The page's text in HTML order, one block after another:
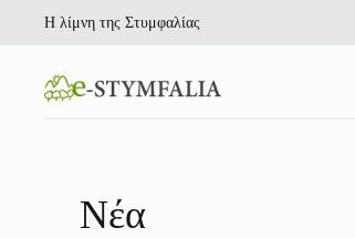
Η λίμνη της Στυμφαλίας
Νέα